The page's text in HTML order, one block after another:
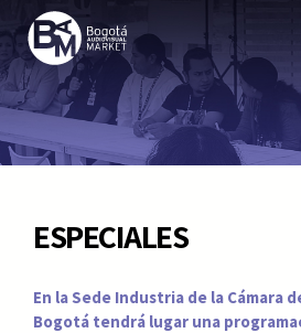
ESPECIALES
En la Sede Industria de la Cámara
Bogotá tendrá lugar una